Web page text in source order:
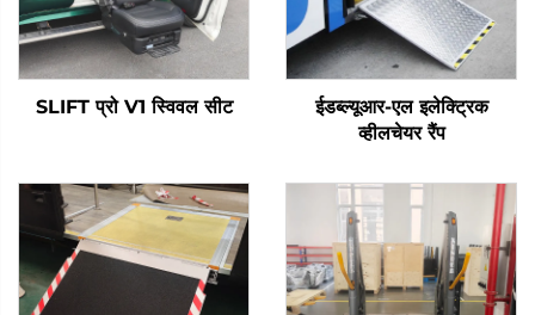
SLIFT प्रो V1 स्विवल सीट
ईडब्ल्यूआर-एल इलेक्ट्रिक
व्हीलचेयर रैंप